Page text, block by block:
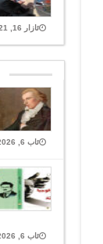
ئازار 16, 2021 Closed
ئاب 6, 2026
ئاب 6, 2026